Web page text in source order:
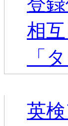
相
「
英